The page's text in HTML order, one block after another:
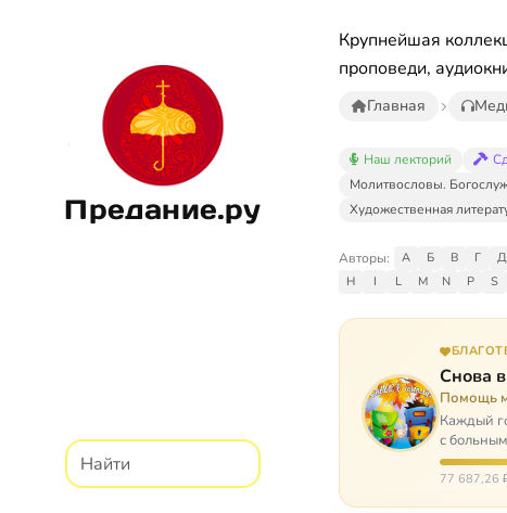
Предание.ру
Крупнейшая
проповеди,
Главная
Наш лекторий
Молитвословы.
Художественная
Авторы: А Б В Г Д
H
I L M N P S
Снова
Помощь
Каждый
с
них
77 687,26